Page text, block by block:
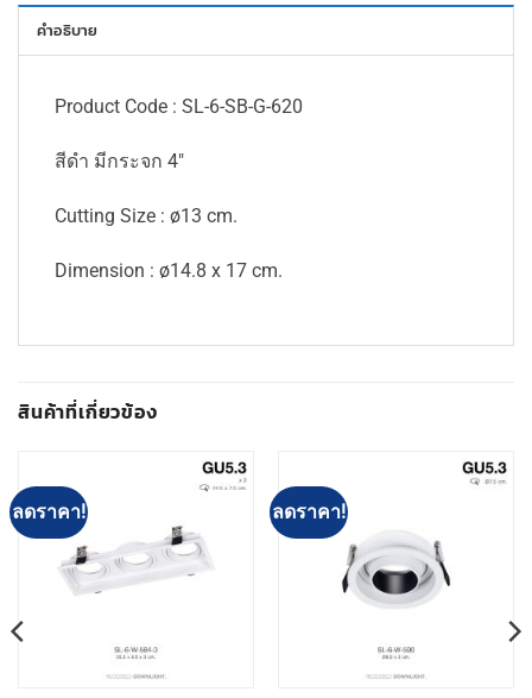
คำอธิบาย
Product Code : SL-6-SB-G-620
สีดำ มีกระจก 4″
Cutting Size : ø13 cm.
Dimension : ø14.8 x 17 cm.
สินค้าที่เกี่ยวข้อง
ลดราคา! ลดราคา!